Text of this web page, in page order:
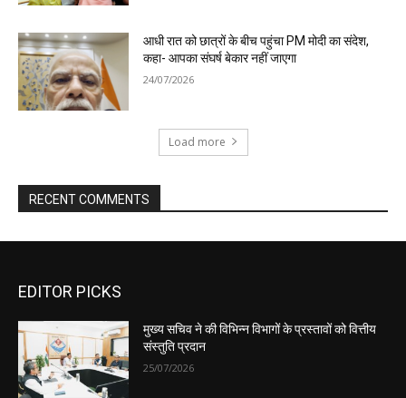
EDITOR PICKS
मुख्य सचिव ने की विभिन्न विभागों के प्रस्तावों को वित्तीय
संस्तुति प्रदान
25/07/2026